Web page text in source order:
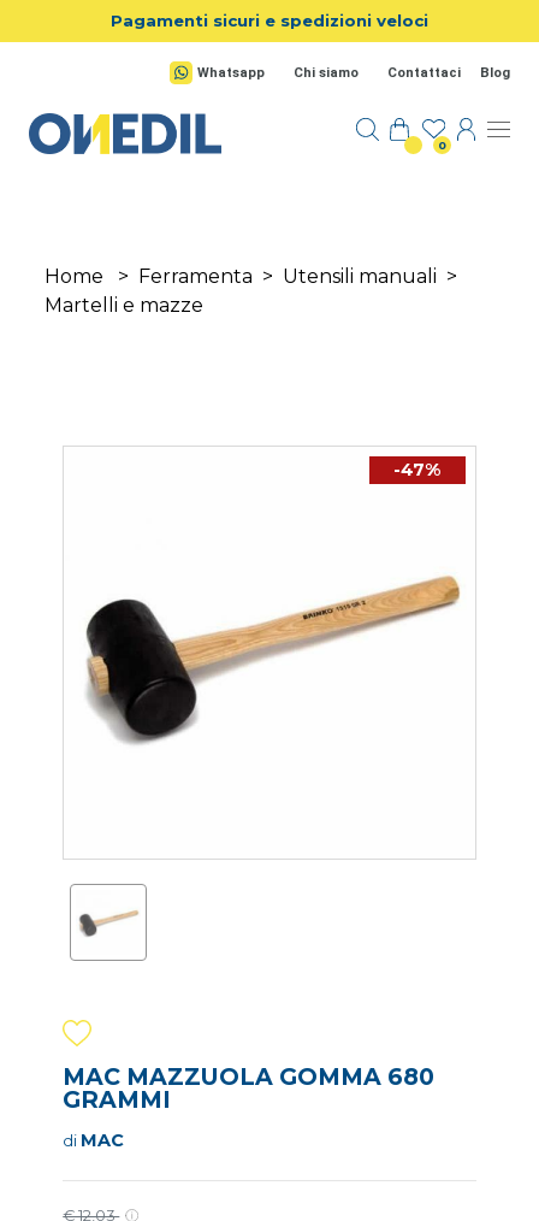
Salta al contenuto principale
Pagamenti sicuri e spedizioni veloci
Whatsapp Chi siamo Contattaci Blog
0
Home > Ferramenta > Utensili manuali >
Martelli e mazze
-47%
MAC MAZZUOLA GOMMA 680
GRAMMI
di MAC
€ 12,03